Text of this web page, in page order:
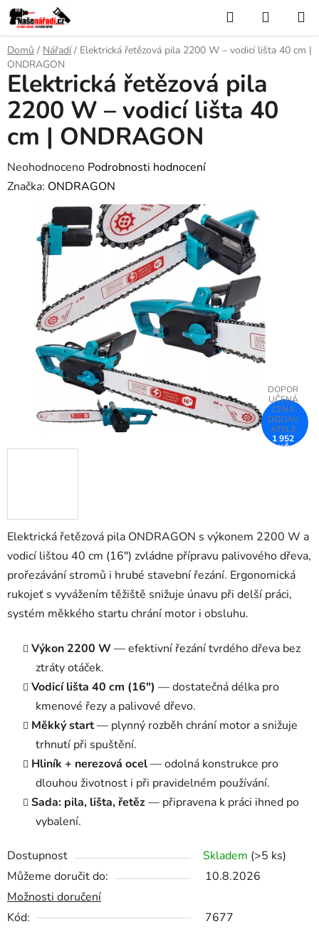
Přejít
na
obsah
Hledat
KOŠÍK
Domů / Nářadí / Elektrická řetězová pila 2200 W – vodicí lišta 40 cm |
ONDRAGON
Elektrická řetězová pila ONDRAGON s výkonem 2200 W a
vodicí lištou 40 cm (16") zvládne přípravu palivového dřeva,
prořezávání stromů i hrubé stavební řezání. Ergonomická
rukojeť s vyvážením těžiště snižuje únavu při delší práci,
systém měkkého startu chrání motor i obsluhu.
Výkon 2200 W— efektivní řezání tvrdého dřeva bez
ztráty otáček.
Vodicí lišta 40 cm (16") — dostatečná délka pro
kmenové řezy a palivové dřevo.
Měkký start— plynný rozběh chrání motor a snižuje
trhnutí při spuštění.
Hliník + nerezová ocel— odolná konstrukce pro
dlouhou životnost i při pravidelném používání.
Sada: pila, lišta, řetěz— připravena k práci ihned po
vybalení.
Dostupnost Skladem (>5 ks)
Můžeme doručit do:
10.8.2026
Možnosti doručení
Kód:
7677
Elektrická řetězová pila
2200 W – vodicí lišta 40
cm | ONDRAGON
Průměrné
hodnocení
produktu
hvězdiček.
Neohodnoceno Podrobnosti hodnocení
Značka: ONDRAGON
1 952
KČ